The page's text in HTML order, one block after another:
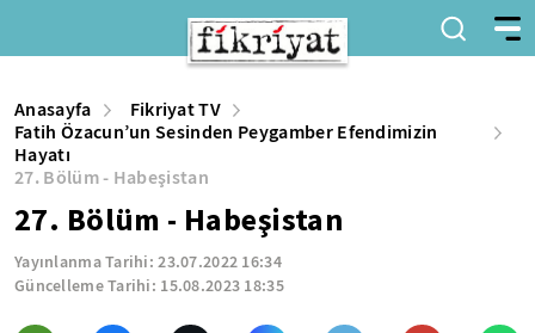
Anasayfa
Fikriyat TV
Fatih Özacun’un Sesinden Peygamber Efendimizin
Hayatı
27. Bölüm - Habeşistan
27. Bölüm - Habeşistan
Yayınlanma Tarihi:23.07.2022 16:34
Güncelleme Tarihi: 15.08.2023 18:35